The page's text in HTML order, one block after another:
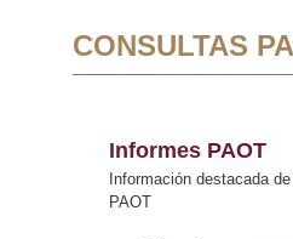
CONSULTAS
Informes PAOT
Información destacada
PAOT